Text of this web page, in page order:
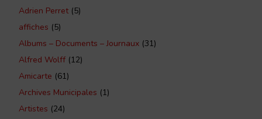
Adrien Perret(5)
affiches (5)
Albums – Documents – Journaux (31)
Alfred Wolff (12)
Amicarte (61)
Archives Municipales (1)
Artistes (24)